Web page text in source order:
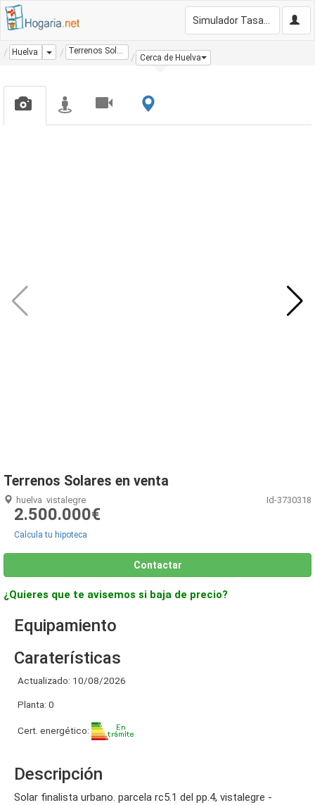
Huelva Dropdown Terrenos Solares
Cerca de Huelva
Terrenos Solares en venta
huelva vistalegre Id-3730318
2.500.000€
Calcula tu hipoteca
Contactar
¿Quieres que te avisemos si baja de precio?
Equipamiento
Caraterísticas
Actualizado: 10/08/2026
Planta: 0
Cert. energético:
Descripción
solar finalista urbano. parcela rc5.1 del pp.4, vistalegre -